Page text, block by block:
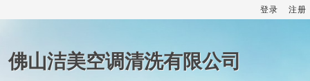
登录 注册
佛山洁美空调清洗有限公司